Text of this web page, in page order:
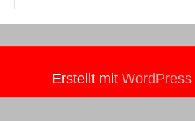
Erstellt mit WordPress